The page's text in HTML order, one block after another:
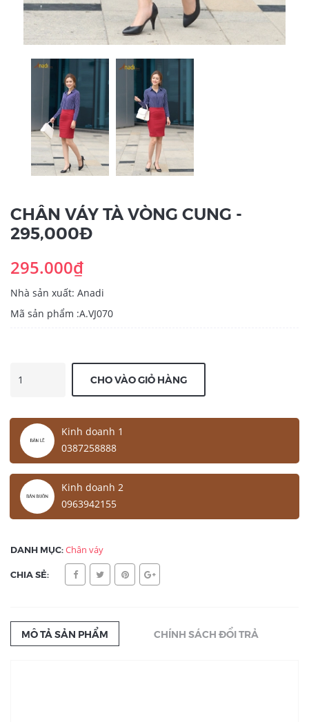
CHÂN VÁY TÀ VÒNG CUNG -
295,000Đ
295.000₫
Nhà sản xuất: Anadi
Mã sản phẩm :A.VJ070
CHO VÀO GIỎ HÀNG
Kinh doanh 1
0387258888
Kinh doanh 2
0963942155
DANH MỤC:Chân váy
CHIA SẺ:
MÔ TẢ SẢN PHẨM CHÍNH SÁCH ĐỔI TRẢ